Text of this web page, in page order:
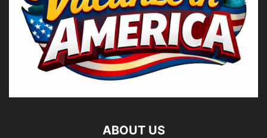
ABOUT US